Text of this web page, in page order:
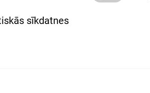
sīkdatnes